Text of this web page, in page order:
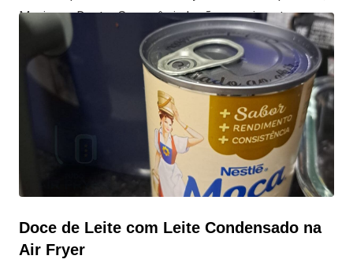
Macia por Dentro Se você ainda não experimentou
preparar mandioquinha (também conhecida como
batata-baroa) na Air Fryer, está perdendo uma das
formas mais práticas e saborosas de aproveitar esse
ingrediente tão brasileiro. A combinação do sabor
levemente adocicado com a textura crocante por fora e
Doce de Leite com Leite Condensado na
Air Fryer